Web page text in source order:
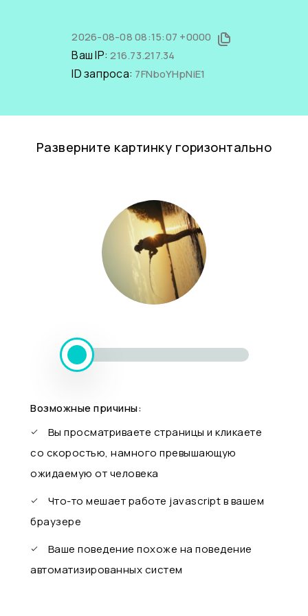
2026-08-08 08:15:07 +0000
Ваш IP:216.73.217.34
ID запроса: 7FNboYHpNiE1
Разверните картинку горизонтально
Возможные причины:
Вы просматриваете страницы и кликаете
со скоростью, намного превышающую
ожидаемую от человека
Что-то мешает работе javascript в вашем
браузере
Ваше поведение похоже на поведение
автоматизированных систем